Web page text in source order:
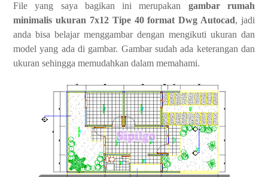
File yang saya bagikan ini merupakan gambar rumah
minimalis ukuran 7x12 Tipe 40format Dwg Autocad, jadi
anda bisa belajar menggambar dengan mengikuti ukuran dan
model yang ada di gambar. Gambar sudah ada keterangan dan
ukuran sehingga memudahkan dalam memahami.